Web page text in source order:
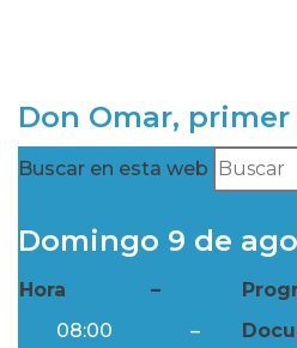
Don Omar,
Buscar en esta web
Domingo 9 de
Hora –
08:00
–